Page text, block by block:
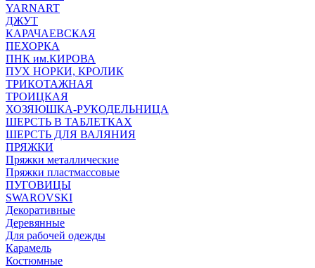
YARNART
ДЖУТ
КАРАЧАЕВСКАЯ
ПЕХОРКА
ПНК им.КИРОВА
ПУХ НОРКИ, КРОЛИК
ТРИКОТАЖНАЯ
ТРОИЦКАЯ
ХОЗЯЮШКА-РУКОДЕЛЬНИЦА
ШЕРСТЬ В ТАБЛЕТКАХ
ШЕРСТЬ ДЛЯ ВАЛЯНИЯ
ПРЯЖКИ
Пряжки металлические
Пряжки пластмассовые
ПУГОВИЦЫ
SWAROVSKI
Декоративные
Деревянные
Для рабочей одежды
Карамель
Костюмные